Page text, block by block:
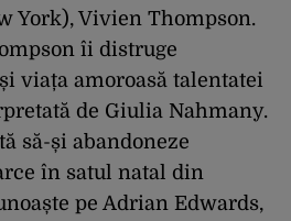
York), Vivien Thompson.
îi distruge
viața amoroasă talentatei
de Giulia Nahmany.
să-și abandoneze
în satul natal din
pe Adrian Edwards,